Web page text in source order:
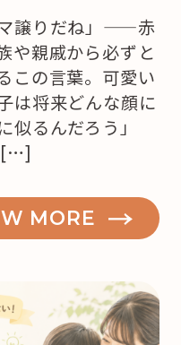
マ譲りだね」——赤
や親戚から必ずと
この言葉。可愛い
は将来どんな顔に
似るんだろう」
[…]
MORE